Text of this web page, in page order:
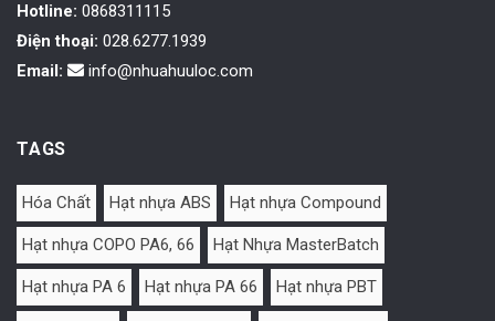
Hotline: 0868311115
Điện thoại: 028.6277.1939
Email:
info@nhuahuuloc.com
TAGS
Hóa Chất Hạt nhựa ABS Hạt nhựa Compound
Hạt nhựa COPO PA6, 66 Hạt Nhựa MasterBatch
Hạt nhựa PA 6 Hạt nhựa PA 66 Hạt nhựa PBT